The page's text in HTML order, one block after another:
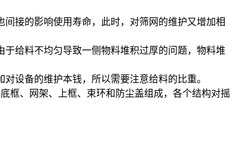
接的影响使用寿命，此时，对筛网的维护又增加相
给料不均匀导致一侧物料堆积过厚的问题，物料堆
设备的维护本钱，所以需要注意给料的比重。
框、网架、上框、束环和防尘盖组成，各个结构对摇